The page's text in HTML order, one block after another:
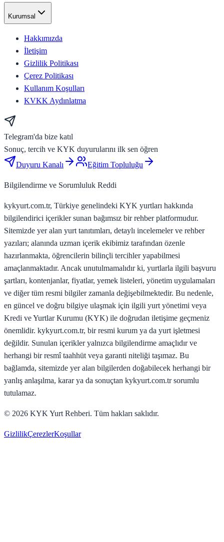
Kurumsal
Hakkımızda
İletişim
Gizlilik Politikası
Çerez Politikası
Kullanım Koşulları
KVKK Aydınlatma
Telegram'da bize katıl
Sonuç, tercih ve KYK duyurularını ilk sen öğren
Duyuru Kanalı
Eğitim Topluluğu
Bilgilendirme ve Sorumluluk Reddi
kykyurt.com.tr, Türkiye genelindeki KYK yurtları hakkında
bilgilendirici içerikler sunan bağımsız bir rehber platformudur.
Sitemizde yer alan yurt tanıtımları, detaylı incelemeler ve rehber
yazıları; alanında uzman içerik ekibimiz tarafından özenle
hazırlanmakta, öğrencilerin bilinçli tercihler yapabilmesi
amaçlanmaktadır. Ancak unutulmamalıdır ki, yurtlarla ilgili başvuru
şartları, kontenjanlar, fiyatlar, yemek listeleri, yönetim uygulamaları
ve diğer tüm resmi bilgiler zamanla değişebilmektedir. Bu nedenle,
en güncel ve doğru bilgiye ulaşmak için ilgili yurt yönetimi veya
Kredi ve Yurtlar Kurumu (KYK) ile doğrudan iletişime geçmeniz
önemlidir. kykyurt.com.tr, bir resmi kurum ya da yurt işletmesi
değildir. Sunulan içerikler yalnızca bilgilendirme amaçlıdır ve
herhangi bir resmî taahhüt veya garanti niteliği taşımaz. Bu
bağlamda, sitemizde yer alan bilgilerden doğabilecek herhangi bir
yanlış anlaşılma, karar ya da sonuçtan kykyurt.com.tr sorumlu
tutulamaz.
© 2026 KYK Yurt Rehberi. Tüm hakları saklıdır.
GizlilikÇerezlerKoşullar